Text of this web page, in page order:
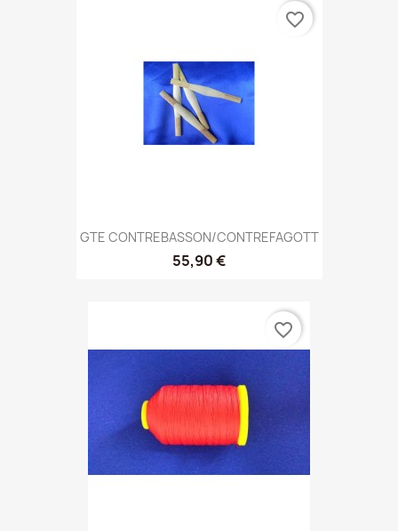
GTE CONTREBASSON/CONTREFAGOTT
55,90 €
favorite_border
favorite_border